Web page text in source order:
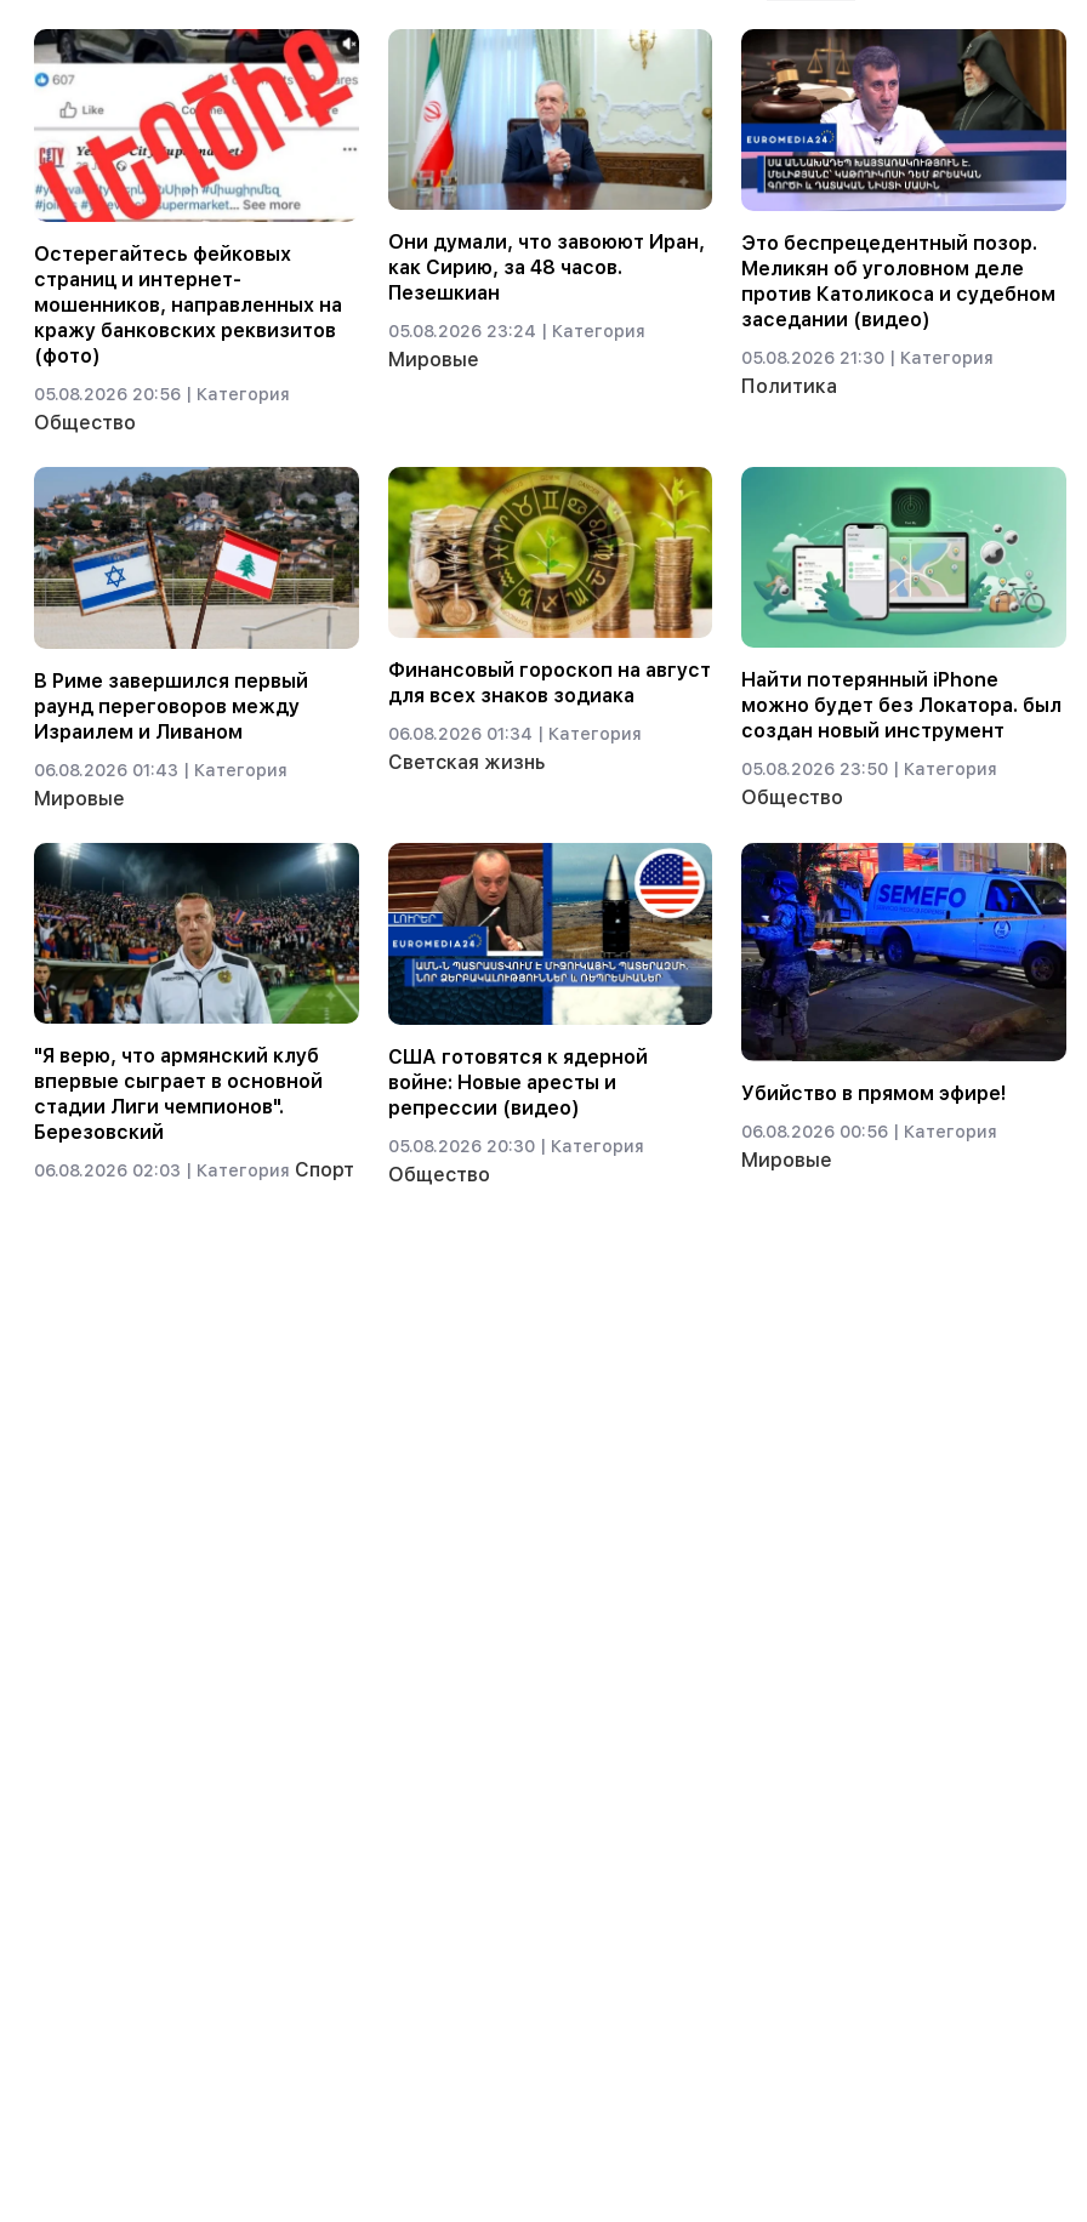
Остерегайтесь фейковых
страниц и интернет-
мошенников, направленных на
кражу банковских реквизитов
(фото)
05.08.2026 20:56 | Категория
Общество
Они думали, что завоюют Иран,
как Сирию, за 48 часов.
Пезешкиан
05.08.2026 23:24 | Категория
Мировые
Это беспрецедентный позор.
Меликян об уголовном деле
против Католикоса и судебном
заседании (видео)
05.08.2026 21:30 | Категория
Политика
В Риме завершился первый
раунд переговоров между
Израилем и Ливаном
06.08.2026 01:43 | Категория
Мировые
Финансовый гороскоп на август
для всех знаков зодиака
06.08.2026 01:34 | Категория
Светская жизнь
Найти потерянный iPhone
можно будет без Локатора. был
создан новый инструмент
05.08.2026 23:50 | Категория
Общество
"Я верю, что армянский клуб
впервые сыграет в основной
стадии Лиги чемпионов".
Березовский
06.08.2026 02:03 | Категория Спорт
США готовятся к ядерной
войне: Новые аресты и
репрессии (видео)
05.08.2026 20:30 | Категория
Общество
Убийство в прямом эфире!
06.08.2026 00:56 | Категория
Мировые